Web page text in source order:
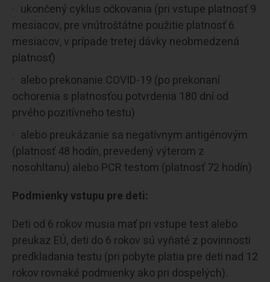
ukončený cyklus očkovania (pri vstupe platnosť 9
mesiacov, pre vnútroštátne použitie platnosť 6
mesiacov, v prípade tretej dávky neobmedzená
platnosť)
alebo prekonanie COVID-19 (po prekonaní
ochorenia s platnosťou potvrdenia 180 dní od
prvého pozitívneho testu)
alebo preukázanie sa negatívnym antigénovým
(platnosť 48 hodín, prevedený výterom z
nosohltanu) alebo PCR testom (platnosť 72 hodín)
Podmienky vstupu pre deti:
Deti od 6 rokov musia mať pri vstupe test alebo
preukaz EÚ, deti do 6 rokov sú vyňaté z povinnosti
predkladania testu (pri pobyte platia pre deti nad 12
rokov rovnaké podmienky ako pri dospelých).